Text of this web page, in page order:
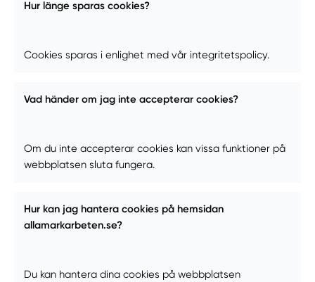
Hur länge sparas cookies?
Cookies sparas i enlighet med vår integritetspolicy.
Vad händer om jag inte accepterar cookies?
Om du inte accepterar cookies kan vissa funktioner på
webbplatsen sluta fungera.
Hur kan jag hantera cookies på hemsidan
allamarkarbeten.se?
Du kan hantera dina cookies på webbplatsen